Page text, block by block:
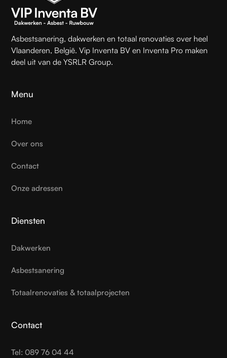
Asbestsanering, dakwerken en totaal renovaties over heel
Vlaanderen, België. Vip Inventa BV en Inventa Pro maken
deel uit van de YSRLR Group.
Menu
Home
Over ons
Contact
Onze adressen
Diensten
Dakwerken
Asbestsanering
Totaalrenovaties & totaalprojecten
Contact
Tel: 089 76 04 44